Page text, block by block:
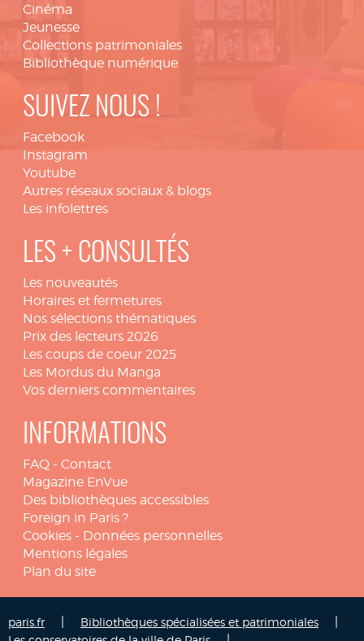
Cinéma
Jeunesse
Collections patrimoniales
Bibliothèque numérique
SUIVEZ NOUS !
Facebook
Instagram
Youtube
Autres réseaux sociaux & blogs
Les infolettres
LES + CONSULTÉS
Les nouveautés
Horaires et fermetures
Nos sélections thématiques
Prix des lecteurs 2026
Les coups de coeur 2025
Les Mordus du Manga
Vos derniers commentaires
INFORMATIONS
FAQ - Contact
Magazine EnVue
Des bibliothèques accessibles
Foreign in Paris ?
Cookies - Données personnelles
Mentions légales
Plan du site
paris.fr Bibliothèques spécialisées et patrimoniales